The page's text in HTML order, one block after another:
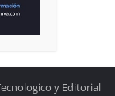
y Editorial